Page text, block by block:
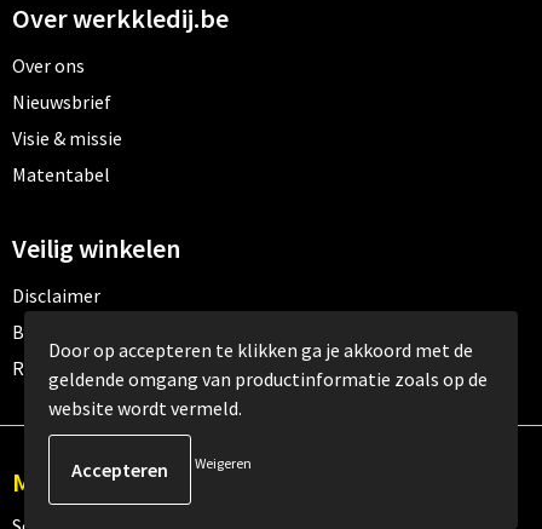
Over werkkledij.be
Over ons
Nieuwsbrief
Visie & missie
Matentabel
Veilig winkelen
Disclaimer
Betaalmethoden
Retourneren
Meld je aan voor onze nieuwsbrief
Door op accepteren te klikken ga je akkoord met de
geldende omgang van productinformatie zoals op de
website wordt vermeld.
Weigeren